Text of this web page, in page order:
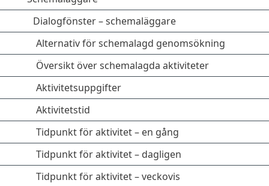
Dialogfönster – schemaläggare
Alternativ för schemalagd genomsökning
Översikt över schemalagda aktiviteter
Aktivitetsuppgifter
Aktivitetstid
Tidpunkt för aktivitet – en gång
Tidpunkt för aktivitet – dagligen
Tidpunkt för aktivitet – veckovis